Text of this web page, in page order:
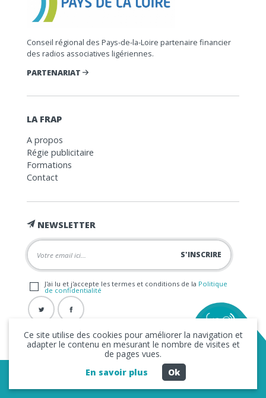
Conseil régional des Pays-de-la-Loire partenaire financier
des radios associatives ligériennes.
PARTENARIAT
LA FRAP
A propos
Régie publicitaire
Formations
Contact
NEWSLETTER
J'ai lu et j'accepte les termes et conditions de la Politique
de confidentialité
Copyright © 2026 La FRAP -Mentions légales
Business to Web
Ce site utilise des cookies pour améliorer la navigation et
adapter le contenu en mesurant le nombre de visites et
de pages vues.
En savoir plus
Ok